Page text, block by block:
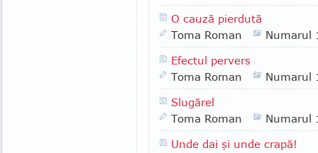
O cauză pierdută
Toma Roman
Numarul
Efectul pervers
Toma Roman
Numarul
Slugărel
Toma Roman
Numarul
Unde dai şi unde crapă!